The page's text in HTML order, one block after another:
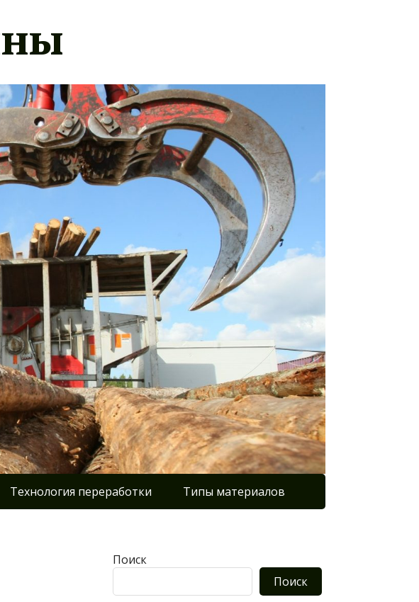
Технология переработки Типы материалов
Поиск
Поиск